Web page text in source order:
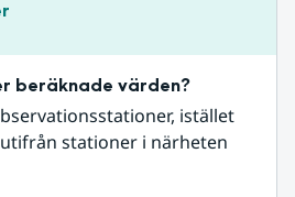
beräknade värden?
istället
stationer i närheten